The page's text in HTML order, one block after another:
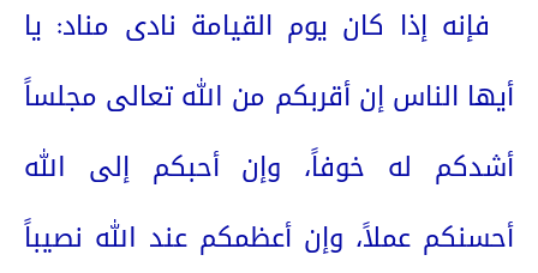
فإنه إذا كان يوم القيامة نادى مناد: يا
أيها الناس إن أقربكم من الله تعالى مجلساً
أشدكم له خوفاً، وإن أحبكم إلى الله
أحسنكم عملاً، وإن أعظمكم عند الله نصيباً